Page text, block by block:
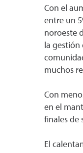
Con el
entre un
noroeste
la gestión
muchos
Con
en el
finales de
El